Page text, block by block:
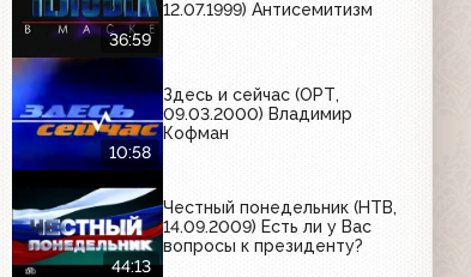
36:59
12.07.1999) Антисемитизм
10:58
Здесь и сейчас (ОРТ,
09.03.2000) Владимир
Кофман
44:13
Честный понедельник (НТВ,
14.09.2009) Есть ли у Вас
вопросы к президенту?